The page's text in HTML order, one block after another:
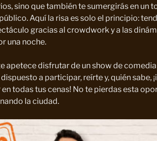
sino que también te sumergirás en un
Aquí la risa es solo el principio:
gracias al crowdwork y a las
una noche.
apetece disfrutar de un show de
a participar, reírte y, quién sabe,
todas tus cenas! No te pierdas esta
la ciudad.